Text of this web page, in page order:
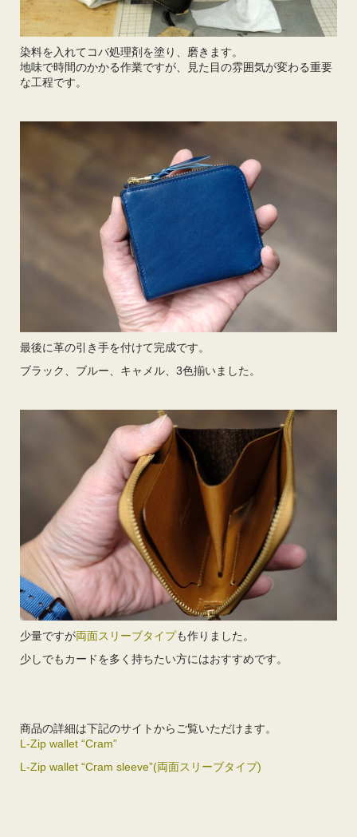
染料を入れてコバ処理剤を塗り、磨きます。
地味で時間のかかる作業ですが、見た目の雰囲気が変わる重要
な工程です。
最後に革の引き手を付けて完成です。
ブラック、ブルー、キャメル、3色揃いました。
少量ですが両面スリーブタイプも作りました。
少しでもカードを多く持ちたい方にはおすすめです。
商品の詳細は下記のサイトからご覧いただけます。
L-Zip wallet “Cram”
L-Zip wallet “Cram sleeve”(両面スリーブタイプ)